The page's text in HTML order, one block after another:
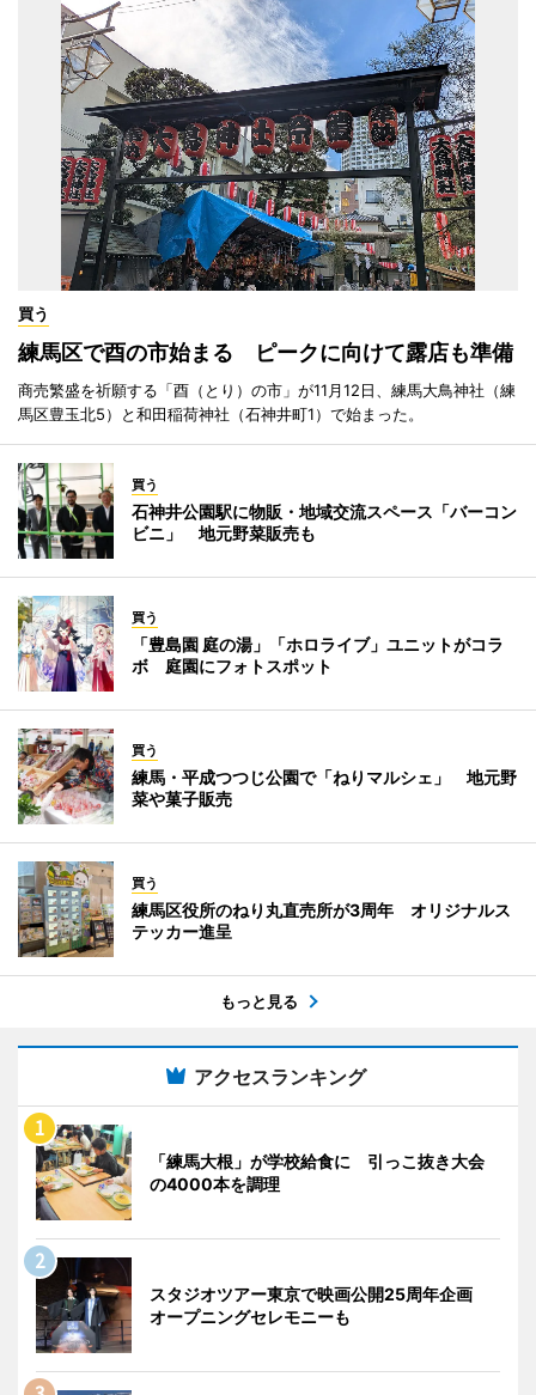
買う
練馬区で酉の市始まる ピークに向けて露店も準備
商売繁盛を祈願する「酉（とり）の市」が11月12日、練馬大鳥神社（練
馬区豊玉北5）と和田稲荷神社（石神井町1）で始まった。
買う
石神井公園駅に物販・地域交流スペース「バーコン
ビニ」 地元野菜販売も
買う
「豊島園 庭の湯」「ホロライブ」ユニットがコラ
ボ 庭園にフォトスポット
買う
練馬・平成つつじ公園で「ねりマルシェ」 地元野
菜や菓子販売
買う
練馬区役所のねり丸直売所が3周年 オリジナルス
テッカー進呈
もっと見る
アクセスランキング
「練馬大根」が学校給食に 引っこ抜き大会
の4000本を調理
スタジオツアー東京で映画公開25周年企画
オープニングセレモニーも